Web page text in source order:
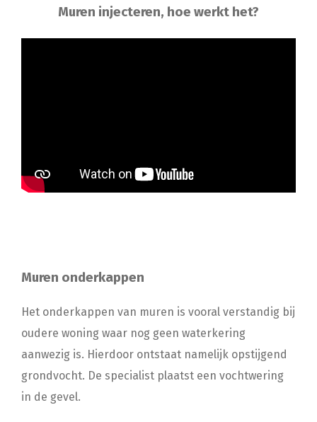
Muren injecteren, hoe werkt het?
Muren onderkappen
Het onderkappen van muren is vooral verstandig bij
oudere woning waar nog geen waterkering
aanwezig is. Hierdoor ontstaat namelijk opstijgend
grondvocht. De specialist plaatst een vochtwering
in de gevel.